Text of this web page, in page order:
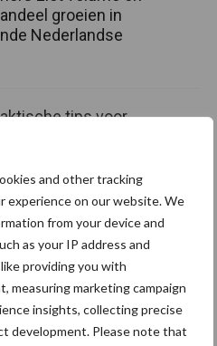
and other tracking
experience on our website. We
from your device and
as your IP address and
providing you with
measuring marketing campaign
insights, collecting precise
development. Please note that
groeien in
Nederlandse
tips voor
levensduur
naar praktische
is in
dan ooit”